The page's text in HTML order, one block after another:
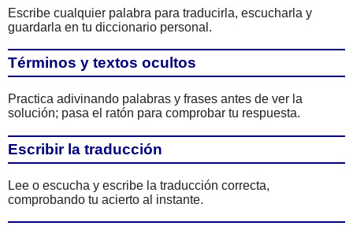
Escribe cualquier palabra para traducirla, escucharla y
guardarla en tu diccionario personal.
Términos y textos ocultos
Practica adivinando palabras y frases antes de ver la
solución; pasa el ratón para comprobar tu respuesta.
Escribir la traducción
Lee o escucha y escribe la traducción correcta,
comprobando tu acierto al instante.